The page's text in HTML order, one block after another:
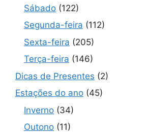
Sábado (122)
Segunda-feira (112)
Sexta-feira (205)
Terça-feira (146)
Dicas de Presentes (2)
Estações do ano (45)
Inverno (34)
Outono (11)